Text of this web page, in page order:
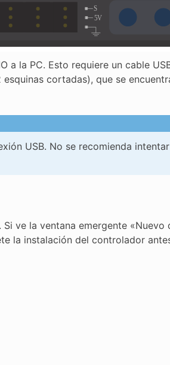
a la PC. Esto requiere un cable
cortadas), que se
USB. No se recomienda
ve la ventana emergente «Nuevo
la instalación del controlador